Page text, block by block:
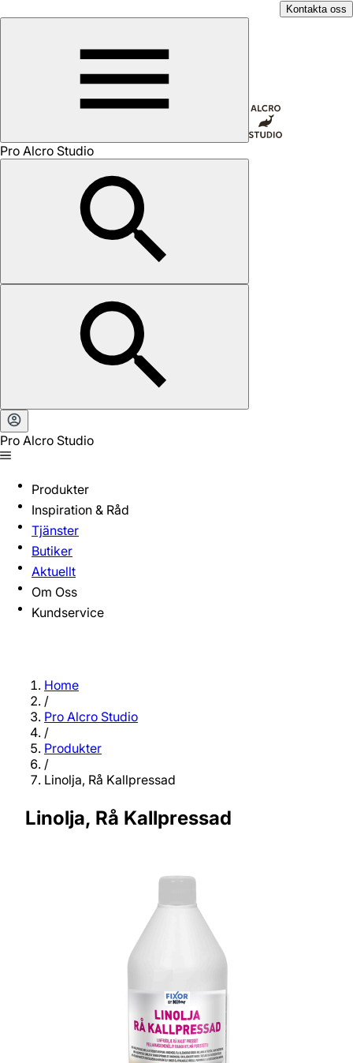
Kontakta oss
Pro Alcro Studio
Pro Alcro Studio
Produkter
Inspiration & Råd
Tjänster
Butiker
Aktuellt
Om Oss
Kundservice
Home
/
Pro Alcro Studio
/
Produkter
/
Linolja, Rå Kallpressad
Linolja, Rå Kallpressad